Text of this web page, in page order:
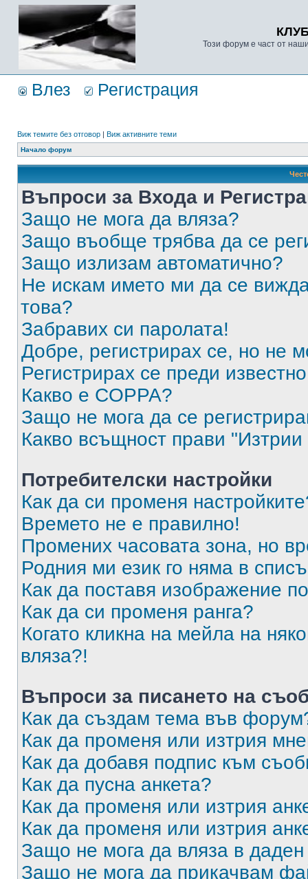
Този форум е част от
Влез Регистрация
Виж темите без отговор | Виж активните теми
Начало форум
Въпроси за Входа и
Защо не мога да вляза?
Защо въобще трябва да се
Защо излизам автоматично?
Не искам името ми да се
това?
Забравих си паролата!
Добре, регистрирах се, но не
Регистрирах се преди
Какво е COPPA?
Защо не мога да се
Какво всъщност прави "Изтрии
Потребителски настройки
Как да си променя
Времето не е правилно!
Промених часовата зона, но
Родния ми език го няма в
Как да поставя изображение
Как да си променя ранга?
Когато кликна на мейла на
вляза?!
Въпроси за писането на
Как да създам тема във
Как да променя или изтрия
Как да добавя подпис към
Как да пусна анкета?
Как да променя или изтрия
Как да променя или изтрия
Защо не мога да вляза в
Защо не мога да прикачвам